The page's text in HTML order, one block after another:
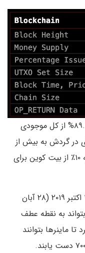
بنابر آمارهای موجود، تا به این لحظه، ۸۹.۵۸% از کل موجودی
در گردش به بیش از
۱۸.۸۱۲ میلیون رسیده است. تنها نزدیک به ۱۰٪ از بیت کوین برای
پس از ثبت ۶۰۰ هزارمین بلاک در تاریخ ۱۹ اکتبر ۲۰۱۹ (۲۸ آبان
بتواند به نقطه عطف
ماینرها بتوانند